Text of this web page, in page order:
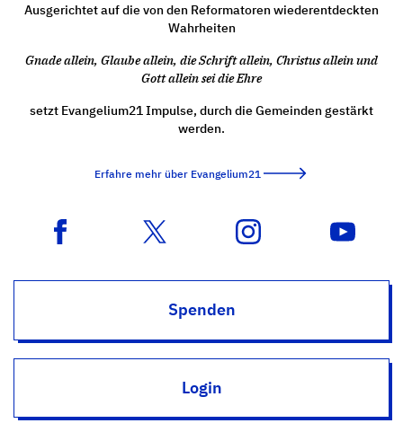
Ausgerichtet auf die von den Reformatoren wiederentdeckten
Wahrheiten
Gnade allein, Glaube allein, die Schrift allein, Christus allein und
Gott allein sei die Ehre
setzt Evangelium21 Impulse, durch die Gemeinden gestärkt
werden.
Erfahre mehr über Evangelium21
Spenden
Login